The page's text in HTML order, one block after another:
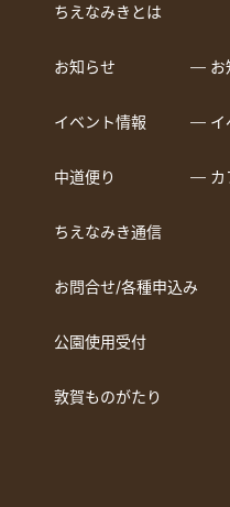
ちえなみきとは
お知らせ ― お
イベント情報 ― イ
中道便り ― カ
ちえなみき通信
お問合せ/各種申込み
公園使用受付
敦賀ものがたり